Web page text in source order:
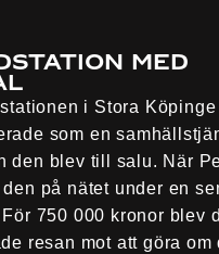
med
i Stora
som en
den blev till salu. När
på nätet under en
750 000 kronor blev
resan mot att göra om